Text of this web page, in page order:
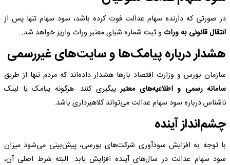
در صورتی که دارنده سهام عدالت فوت کرده باشد، سود سهام تنها پس از
انتقال قانونی به وراث و ثبت شماره شبای معتبر وراث واریز خواهد شد.
هشدار درباره پیامک‌ها و سایت‌های غیررسمی
سازمان بورس و وزارت اقتصاد بارها هشدار داده‌اند که مردم تنها از طریق
سامانه رسمی و اطلاعیه‌های معتبرپیگیری کنند. هرگونه پیامک یا لینک
ناشناس درباره سود سهام عدالت می‌تواند کلاهبرداری باشد.
چشم‌انداز آینده
با توجه به افزایش سودآوری شرکت‌های بورسی، پیش‌بینی می‌شود میزان
سود سهام عدالت در سال‌های آینده افزایش یابد. البته شرط اصلی آن،